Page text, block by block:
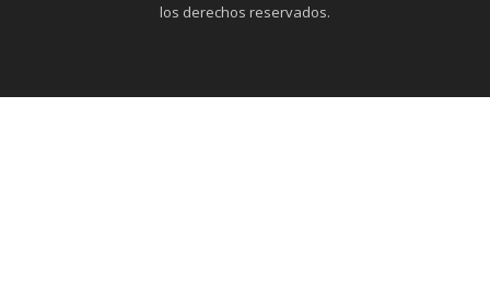
los derechos reservados.